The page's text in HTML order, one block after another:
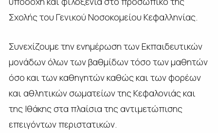
Σχολής του Γενικού Νοσοκομείου Κεφαλληνίας.
Συνεχίζουμε την ενημέρωση των Εκπαιδευτικών
μονάδων όλων των βαθμίδων τόσο των μαθητών
όσο και των καθηγητών καθώς και των φορέων
και αθλητικών σωματείων της Κεφαλονιάς και
της Ιθάκης στα πλαίσια της αντιμετώπισης
επειγόντων περιστατικών.